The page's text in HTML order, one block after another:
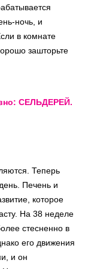
ночь, и
в комнате
зашторьте
СЕЛЬДЕРЕЙ.
Теперь
Печень и
которое
На 38 неделе
стесненно в
его движения
и он